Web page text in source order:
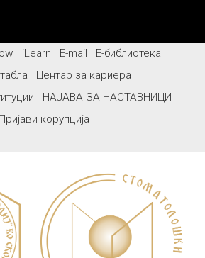
iLearn E-mail
Е-библиотека
Центар за кариера
НАЈАВА ЗА НАСТАВНИЦИ
Пријави корупција